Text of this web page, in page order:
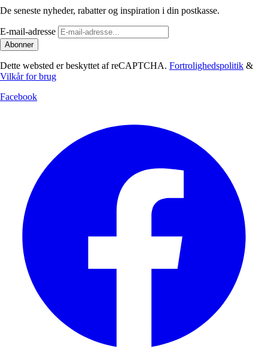
De seneste nyheder, rabatter og inspiration i din postkasse.
E-mail-adresse
Abonner
Dette websted er beskyttet af reCAPTCHA. Fortrolighedspolitik &
Vilkår for brug
Facebook